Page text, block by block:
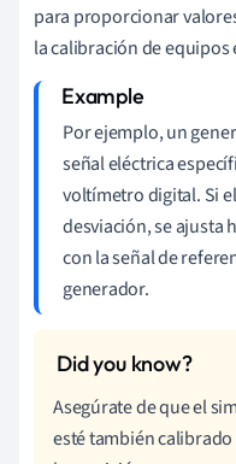
para proporcionar
la calibración de equipos
Por ejemplo, un
señal eléctrica
voltímetro digital. Si
desviación, se ajusta
con la señal de
generador.
Asegúrate de que el
esté también